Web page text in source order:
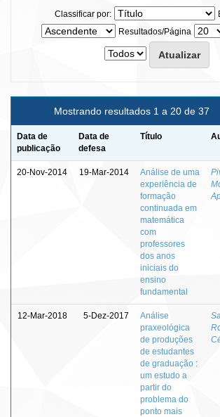
Classificar por:
Resultados/Página
Mostrando resultados 1 a 20 de 37
Data de
publicação
Data de
defesa
Título
20-Nov-2014 19-Mar-2014
Análise de uma
experiência de
formação
continuada em
matemática
com
professores
dos anos
iniciais do
ensino
fundamental
12-Mar-2018 5-Dez-2017
Análise
praxeológica
de produções
de estudantes
de graduação :
um estudo a
partir do
problema do
ponto mais